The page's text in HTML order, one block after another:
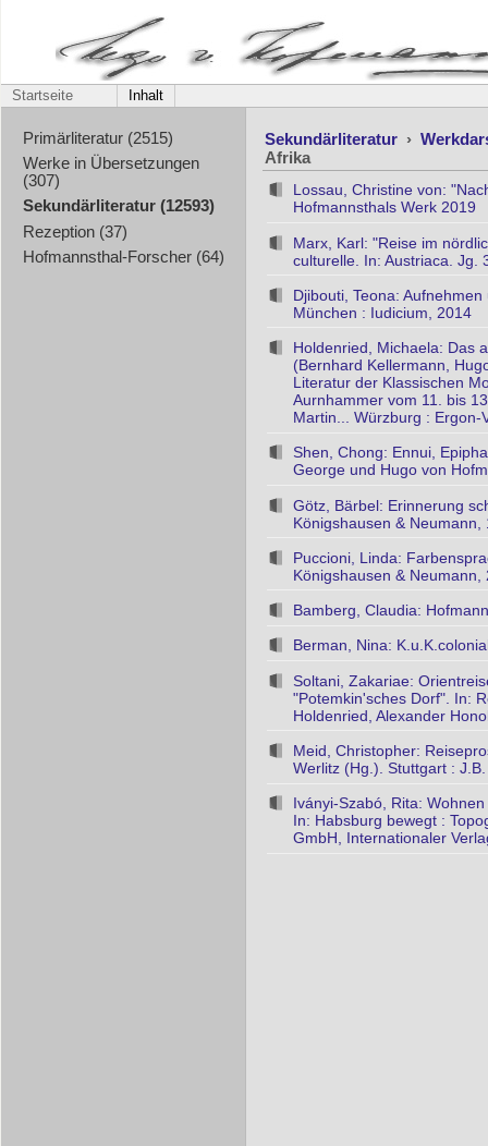
Startseite Inhalt
Primärliteratur (2515)
Werke in Übersetzungen
(307)
Sekundärliteratur (12593)
Rezeption (37)
Hofmannsthal-Forscher (64)
Sekundärliteratur ›
Afrika
Lossau, Christine von:
Hofmannsthals Werk 2019
Marx, Karl: "Reise im
culturelle. In: Austriaca. Jg.
Djibouti, Teona:
München : Iudicium, 2014
Holdenried, Michaela: Das
(Bernhard Kellermann,
Literatur der Klassischen
Aurnhammer vom 11. bis
Martin... Würzburg : Ergon-
Shen, Chong: Ennui,
George und Hugo von
Götz, Bärbel: Erinnerung
Königshausen & Neumann,
Puccioni, Linda:
Königshausen & Neumann,
Bamberg, Claudia:
Berman, Nina:
Soltani, Zakariae:
"Potemkin'sches Dorf". In:
Holdenried, Alexander
Meid, Christopher:
Werlitz (Hg.). Stuttgart :
Iványi-Szabó, Rita:
In: Habsburg bewegt :
GmbH, Internationaler